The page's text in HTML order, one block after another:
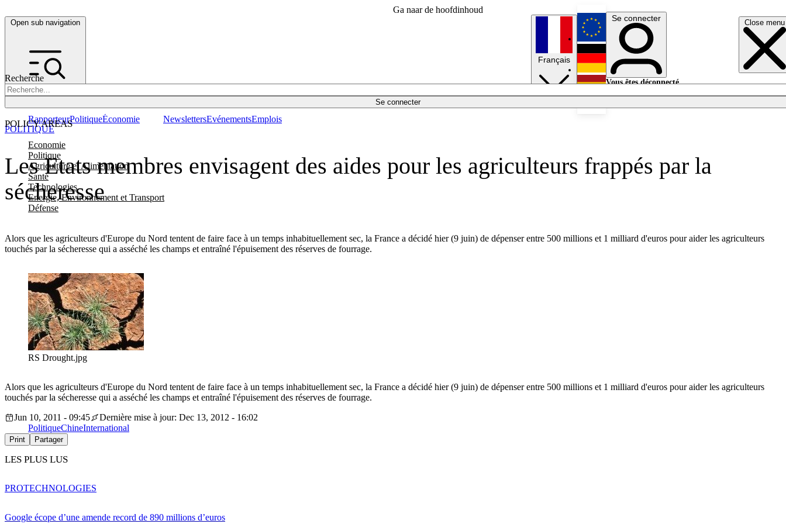
Ga naar de hoofdinhoud
Open sub navigation Close menu
Recherche
Se connecter
POLICY AREAS
Economie
Politique
Agriculture et Alimentation
Santé
Technologies
Energie, Environnement et Transport
Défense
RapporteurPolitiqueÉconomie NewslettersEvénementsEmplois
Français
English
Deutsch
Se connecter
Vous êtes déconnecté.
Les Etats membres envisagent des aides pour les agriculteurs frappés par la
sécheresse
Alors que les agriculteurs d'Europe du Nord tentent de faire face à un temps inhabituellement sec, la France a décidé hier (9 juin) de dépenser entre 500 millions et 1 milliard d'euros pour aider les agriculteurs
touchés par la sécheresse qui a asséché les champs et entraîné l'épuisement des réserves de fourrage.
POLITIQUE
RS Drought.jpg
Alors que les agriculteurs d'Europe du Nord tentent de faire face à un temps inhabituellement sec, la France a décidé hier (9 juin) de dépenser entre 500 millions et 1 milliard d'euros pour aider les agriculteurs
touchés par la sécheresse qui a asséché les champs et entraîné l'épuisement des réserves de fourrage.
Jun 10, 2011 - 09:45
Dernière mise à jour: Dec 13, 2012 - 16:02
PolitiqueChineInternational
Print Partager
LES PLUS LUS
Google écope d’une amende record de 890 millions d’euros
PROTECHNOLOGIES